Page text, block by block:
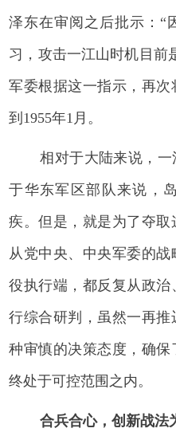
泽东在审阅之后批示：“
习，攻击一江山时机目前
军委根据这一指示，再
到1955年1月。
相对于大陆来说，
于华东军区部队来说，
疾。但是，就是为了夺取
从党中央、中央军委的
役执行端，都反复从政
行综合研判，虽然一再
种审慎的决策态度，确
终处于可控范围之内。
合兵合心，创新战法